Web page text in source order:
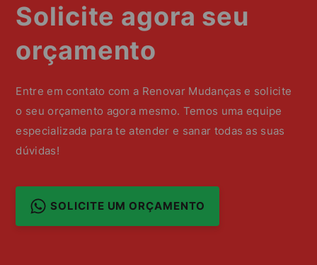
Solicite agora seu
orçamento
Entre em contato com a Renovar Mudanças e solicite
o seu orçamento agora mesmo. Temos uma equipe
especializada para te atender e sanar todas as suas
dúvidas!
SOLICITE UM ORÇAMENTO